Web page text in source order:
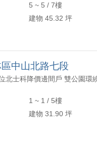
5 ~ 5 / 7樓
建物 45.32 坪
中山北路七段
1 ~ 1 / 5樓
建物 31.90 坪